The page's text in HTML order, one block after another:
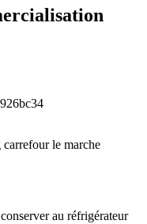
carrefour le marche
au réfrigérateur